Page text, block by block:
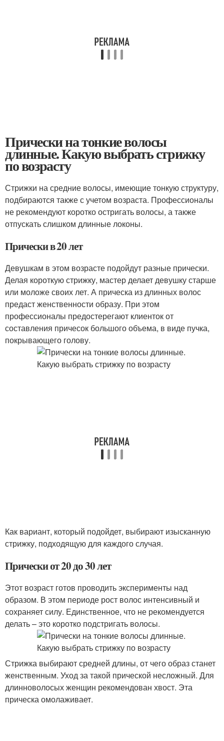
Прически на тонкие волосы
длинные. Какую выбрать стрижку
по возрасту
Стрижки на средние волосы, имеющие тонкую структуру,
подбираются также с учетом возраста. Профессионалы
не рекомендуют коротко остригать волосы, а также
отпускать слишком длинные локоны.
Прически в 20 лет
Девушкам в этом возрасте подойдут разные прически.
Делая короткую стрижку, мастер делает девушку старше
или моложе своих лет. А прическа из длинных волос
предаст женственности образу. При этом
профессионалы предостерегают клиенток от
составления причесок большого объема, в виде пучка,
покрывающего голову.
Как вариант, который подойдет, выбирают изысканную
стрижку, подходящую для каждого случая.
Прически от 20 до 30 лет
Этот возраст готов проводить эксперименты над
образом. В этом периоде рост волос интенсивный и
сохраняет силу. Единственное, что не рекомендуется
делать – это коротко подстригать волосы.
Стрижка выбирают средней длины, от чего образ станет
женственным. Уход за такой прической несложный. Для
длинноволосых женщин рекомендован хвост. Эта
прическа омолаживает.